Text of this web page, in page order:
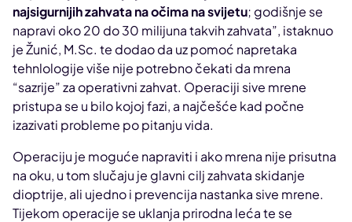
najsigurnijih zahvata na očima na svijetu; godišnje se
napravi oko 20 do 30 milijuna takvih zahvata”, istaknuo
je Žunić, M.Sc. te dodao da uz pomoć napretaka
tehnlologije više nije potrebno čekati da mrena
“sazrije” za operativni zahvat. Operaciji sive mrene
pristupa se u bilo kojoj fazi, a najčešće kad počne
izazivati probleme po pitanju vida.
Operaciju je moguće napraviti i ako mrena nije prisutna
na oku, u tom slučaju je glavni cilj zahvata skidanje
dioptrije, ali ujedno i prevencija nastanka sive mrene.
Tijekom operacije se uklanja prirodna leća te se